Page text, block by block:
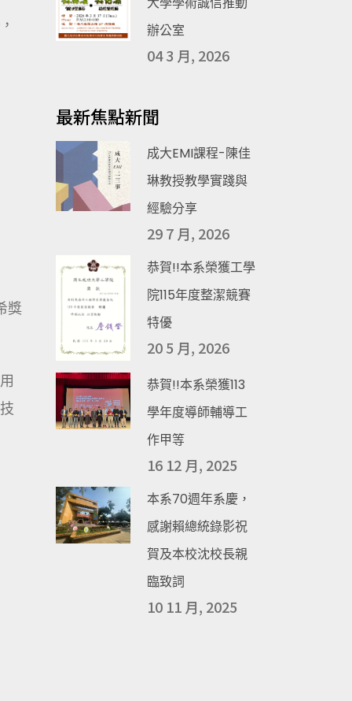
獎
辦公室
04 3 月, 2026
最新焦點新聞
成大EMI課程-陳佳
琳教授教學實踐與
經驗分享
29 7 月, 2026
恭賀!!本系榮獲工學
院115年度整潔競賽
特優
20 5 月, 2026
恭賀!!本系榮獲113
學年度導師輔導工
作甲等
16 12 月, 2025
本系70週年系慶，
感謝賴總統錄影祝
賀及本校沈校長親
臨致詞
10 11 月, 2025